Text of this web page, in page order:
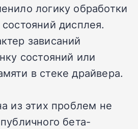
логику обработки
дисплея.
зависаний
состояний или
в стеке драйвера.
из этих проблем не
бета-